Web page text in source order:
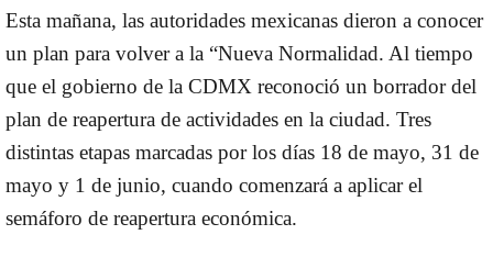
Esta mañana, las autoridades mexicanas dieron a conocer
un plan para volver a la “Nueva Normalidad. Al tiempo
que el gobierno de la CDMX reconoció un borrador del
plan de reapertura de actividades en la ciudad. Tres
distintas etapas marcadas por los días 18 de mayo, 31 de
mayo y 1 de junio, cuando comenzará a aplicar el
semáforo de reapertura económica.